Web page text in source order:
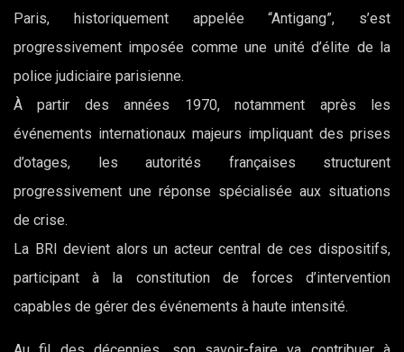
Paris, historiquement appelée “Antigang”, s’est
progressivement imposée comme une unité d’élite de la
police judiciaire parisienne.
À partir des années 1970, notamment après les
événements internationaux majeurs impliquant des prises
d’otages, les autorités françaises structurent
progressivement une réponse spécialisée aux situations
de crise.
La BRI devient alors un acteur central de ces dispositifs,
participant à la constitution de forces d’intervention
capables de gérer des événements à haute intensité.